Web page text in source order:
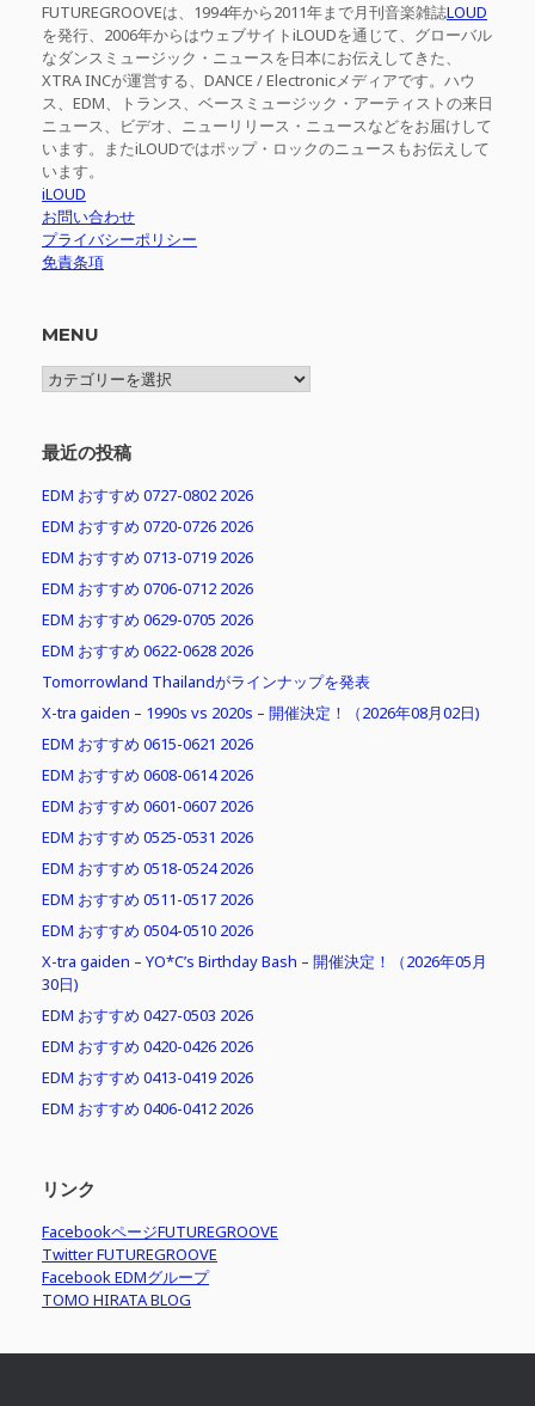
FUTUREGROOVEは、1994年から2011年まで月刊音楽雑誌LOUD
を発行、2006年からはウェブサイトiLOUDを通じて、グローバル
なダンスミュージック・ニュースを日本にお伝えしてきた、
XTRA INCが運営する、DANCE / Electronicメディアです。ハウ
ス、EDM、トランス、ベースミュージック・アーティストの来日
ニュース、ビデオ、ニューリリース・ニュースなどをお届けして
います。またiLOUDではポップ・ロックのニュースもお伝えして
います。
iLOUD
お問い合わせ
プライバシーポリシー
免責条項
MENU
MENU
最近の投稿
EDM おすすめ 0727-0802 2026
EDM おすすめ 0720-0726 2026
EDM おすすめ 0713-0719 2026
EDM おすすめ 0706-0712 2026
EDM おすすめ 0629-0705 2026
EDM おすすめ 0622-0628 2026
Tomorrowland Thailandがラインナップを発表
X-tra gaiden – 1990s vs 2020s – 開催決定！（2026年08月02日)
EDM おすすめ 0615-0621 2026
EDM おすすめ 0608-0614 2026
EDM おすすめ 0601-0607 2026
EDM おすすめ 0525-0531 2026
EDM おすすめ 0518-0524 2026
EDM おすすめ 0511-0517 2026
EDM おすすめ 0504-0510 2026
X-tra gaiden – YO*C’s Birthday Bash – 開催決定！（2026年05月
30日)
EDM おすすめ 0427-0503 2026
EDM おすすめ 0420-0426 2026
EDM おすすめ 0413-0419 2026
EDM おすすめ 0406-0412 2026
リンク
FacebookページFUTUREGROOVE
Twitter FUTUREGROOVE
Facebook EDMグループ
TOMO HIRATA BLOG